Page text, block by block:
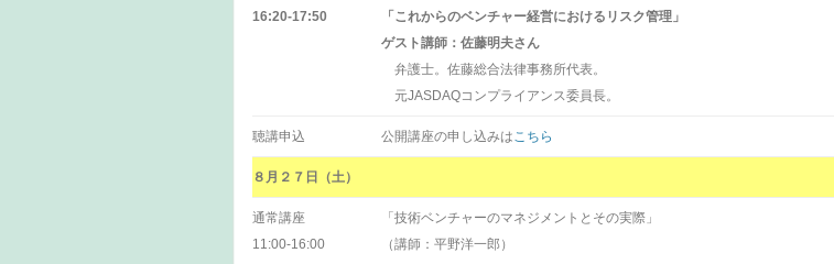
16:20-17:50
「これからのベンチャー経営におけるリスク管理」
ゲスト講師：佐藤明夫さん
弁護士。佐藤総合法律事務所代表。
元JASDAQコンプライアンス委員長。
聴講申込 公開講座の申し込みはこちら
８月２７日（土）
通常講座
11:00-16:00
「技術ベンチャーのマネジメントとその実際」
（講師：平野洋一郎）